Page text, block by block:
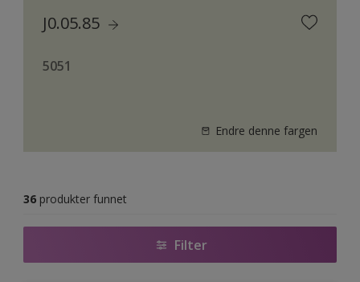
J0.05.85
5051
Endre denne fargen
36 produkter funnet
Filter